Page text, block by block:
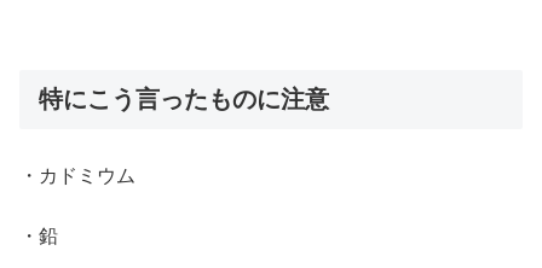
特にこう言ったものに注意
・カドミウム
・鉛